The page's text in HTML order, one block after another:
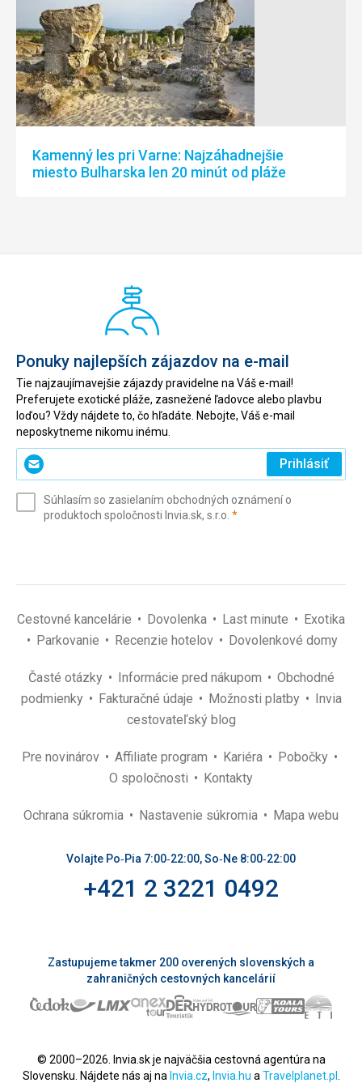
Kamenný les pri Varne: Najzáhadnejšie
miesto Bulharska len 20 minút od pláže
Ponuky najlepších zájazdov na e-mail
Tie najzaujímavejšie zájazdy pravidelne na Váš e-mail!
Preferujete exotické pláže, zasnežené ľadovce alebo plavbu
loďou? Vždy nájdete to, čo hľadáte. Nebojte, Váš e-mail
neposkytneme nikomu inému.
Zadajte
svoj
(povinné)
Prihlásiť
Súhlasím so zasielaním obchodných oznámení o
produktoch spoločnosti Invia.sk, s.r.o. *(povinné)
Cestovné kancelárie Dovolenka Last minute
Exotika
Parkovanie
Recenzie hotelov Dovolenkové domy
Časté otázky Informácie pred nákupom
Obchodné
podmienky
Fakturačné údaje Možnosti platby
Invia
cestovateľský blog
Pre novinárov Affiliate program Kariéra
Pobočky
O spoločnosti
Kontakty
Ochrana súkromia Nastavenie súkromia Mapa webu
Volajte Po‑Pia 7:00‑22:00, So‑Ne 8:00‑22:00
+421 2 3221 0492
Zastupujeme takmer 200 overených slovenských a
zahraničných cestovných kancelárií
© 2000–2026. Invia.sk je najväčšia cestovná agentúra na
Slovensku. Nájdete nás aj na Invia.cz, Invia.hu a Travelplanet.pl